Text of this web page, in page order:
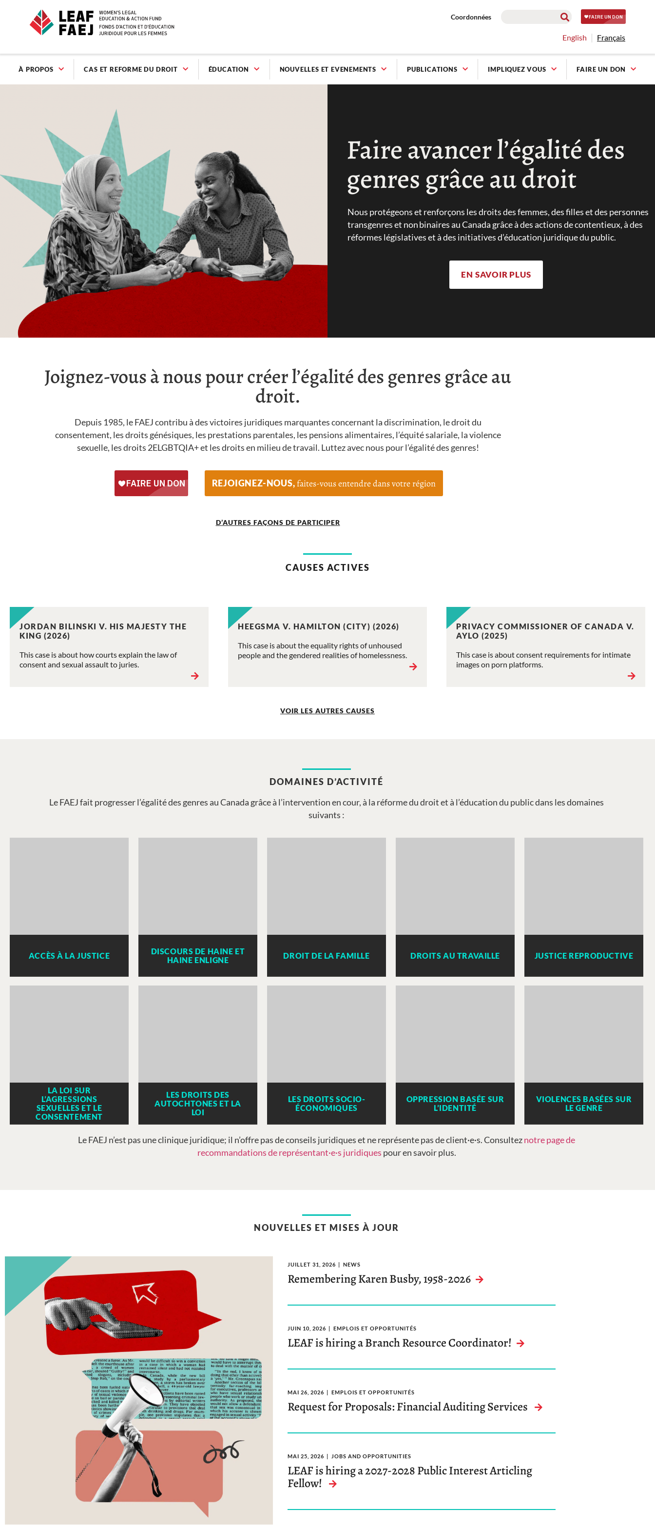
Coordonnées
English Français
À PROPOS CAS ET REFORME DU DROIT ÉDUCATION NOUVELLES ET EVENEMENTS PUBLICATIONS IMPLIQUEZ VOUS FAIRE UN DON
Faire avancer l’égalité des
genres grâce au droit
Nous protégeons et renforçons les droits des femmes, des filles et des personnes
transgenres et non binaires au Canada grâce à des actions de contentieux, à des
réformes législatives et à des initiatives d’éducation juridique du public.
EN SAVOIR PLUS
Joignez-vous à nous pour créer l’égalité des genres grâce au
droit.
Depuis 1985, le FAEJ contribu à des victoires juridiques marquantes concernant la discrimination, le droit du
consentement, les droits génésiques, les prestations parentales, les pensions alimentaires, l’équité salariale, la violence
sexuelle, les droits 2ELGBTQIA+ et les droits en milieu de travail. Luttez avec nous pour l’égalité des genres!
REJOIGNEZ-NOUS,faites-vous entendre dans votre région
D’AUTRES FAÇONS DE PARTICIPER
CAUSES ACTIVES
JORDAN BILINSKI V. HIS MAJESTY THE
KING (2026)
This case is about how courts explain the law of
consent and sexual assault to juries.
HEEGSMA V. HAMILTON (CITY) (2026)
This case is about the equality rights of unhoused
people and the gendered realities of homelessness.
PRIVACY COMMISSIONER OF CANADA V.
AYLO (2025)
This case is about consent requirements for intimate
images on porn platforms.
VOIR LES AUTRES CAUSES
DOMAINES D’ACTIVITÉ
Le FAEJ fait progresser l’égalité des genres au Canada grâce à l’intervention en cour, à la réforme du droit et à l’éducation du public dans les domaines
suivants :
ACCÈS À LA JUSTICE
DISCOURS DE HAINE ET
HAINE ENLIGNE
DROIT DE LA FAMILLE DROITS AU TRAVAILLE JUSTICE REPRODUCTIVE
LA LOI SUR
L’AGRESSIONS
SEXUELLES ET LE
CONSENTEMENT
LES DROITS DES
AUTOCHTONES ET LA
LOI
LES DROITS SOCIO-
ÉCONOMIQUES
OPPRESSION BASÉE SUR
L’IDENTITÉ
VIOLENCES BASÉES SUR
LE GENRE
Le FAEJ n’est pas une clinique juridique; il n’offre pas de conseils juridiques et ne représente pas de client·e·s. Consulteznotre page de
recommandations de représentant·e·s juridiques pour en savoir plus.
NOUVELLES ET MISES À JOUR
JUILLET 31, 2026 NEWS
Remembering Karen Busby, 1958-2026
JUIN 10, 2026 EMPLOIS ET OPPORTUNITÉS
LEAF is hiring a Branch Resource Coordinator!
MAI 26, 2026 EMPLOIS ET OPPORTUNITÉS
Request for Proposals: Financial Auditing Services
MAI 25, 2026 JOBS AND OPPORTUNITIES
LEAF is hiring a 2027-2028 Public Interest Articling
Fellow!